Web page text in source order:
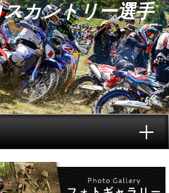
カントリー選手